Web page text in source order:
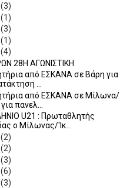
(3)
(1)
(3)
(1)
(4)
28Η ΑΓΩΝΙΣΤΙΚΗ
από ΕΣΚΑΝΑ σε Βάρη για
...
από ΕΣΚΑΝΑ σε Μίλωνα/
πανελ...
U21 : Πρωταθλητής
ο Μίλωνας/'Ικ...
(2)
(2)
(3)
(6)
(3)